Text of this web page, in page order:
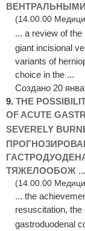
(14.00.00
... a review of
giant incisional
variants of
choice in the ...
Создано 20
9. THE
OF ACUTE
SEVERELY
ТЯЖЕЛООБОЖ ...
(14.00.00
... the
resuscitation,
gastroduodenal